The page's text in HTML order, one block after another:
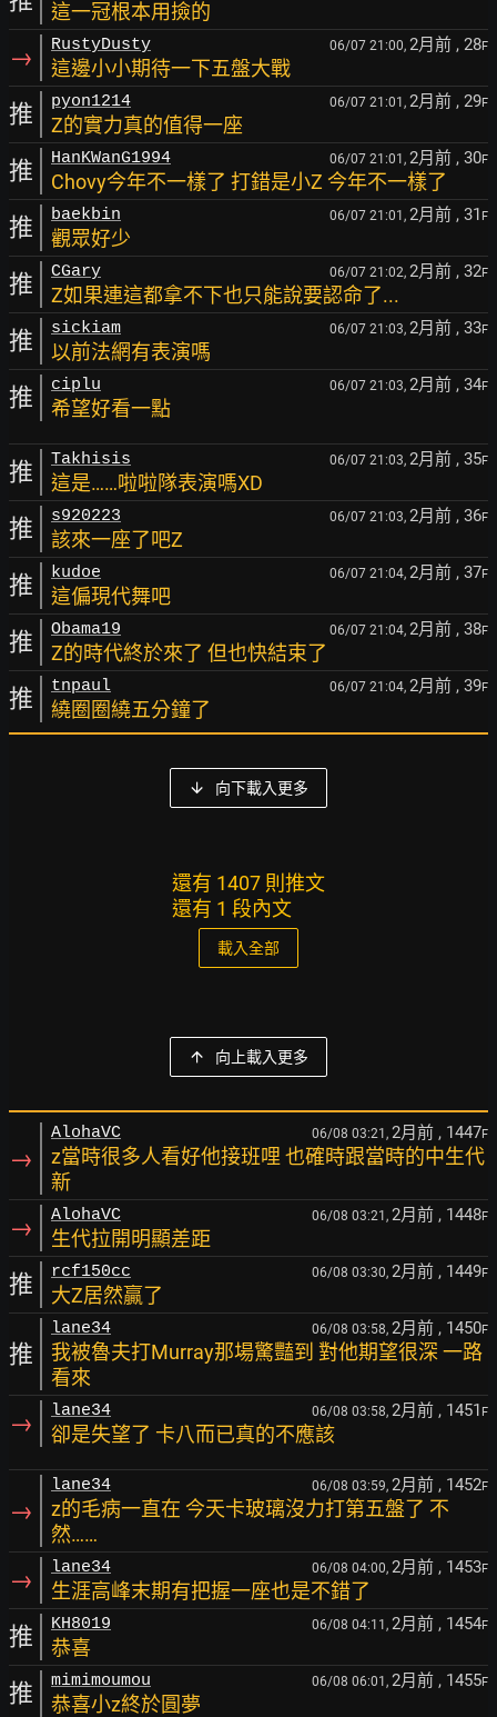
這一冠根本用撿的
→ RustyDusty 06/07 21:00, 2月前 , 28F
這邊小小期待一下五盤大戰
推 pyon1214 06/07 21:01, 2月前 , 29F
Z的實力真的值得一座
推 HanKWanG1994 06/07 21:01, 2月前 , 30F
Chovy今年不一樣了 打錯是小Z 今年不一樣了
推 baekbin 06/07 21:01, 2月前 , 31 F
觀眾好少
推 CGary 06/07 21:02, 2月前 , 32F
Z如果連這都拿不下也只能說要認命了...
推 sickiam 06/07 21:03, 2月前 , 33F
以前法網有表演嗎
推 ciplu 06/07 21:03, 2月前 , 34F
希望好看一點
推 Takhisis 06/07 21:03, 2月前 , 35F
這是……啦啦隊表演嗎XD
推 s920223 06/07 21:03, 2月前 , 36F
該來一座了吧Z
推 kudoe 06/07 21:04, 2月前 , 37F
這偏現代舞吧
推 Obama19 06/07 21:04, 2月前 , 38F
Z的時代終於來了 但也快結束了
推 tnpaul 06/07 21:04, 2月前 , 39F
繞圈圈繞五分鐘了
向下載入更多
還有 1407 則推文
還有 1 段內文
載入全部
向上載入更多
→
AlohaVC 06/08 03:21, 2月前 , 1447F
z當時很多人看好他接班哩 也確時跟當時的中生代
新
→ AlohaVC 06/08 03:21, 2月前 , 1448F
生代拉開明顯差距
推 rcf150cc 06/08 03:30, 2月前 , 1449F
大Z居然贏了
推
lane34 06/08 03:58, 2月前 , 1450F
我被魯夫打Murray那場驚豔到 對他期望很深 一路
看來
→ lane34 06/08 03:58, 2月前 , 1451 F
卻是失望了 卡八而已真的不應該
→
lane34 06/08 03:59, 2月前 , 1452F
z的毛病一直在 今天卡玻璃沒力打第五盤了 不
然……
→ lane34 06/08 04:00, 2月前 , 1453F
生涯高峰末期有把握一座也是不錯了
推 KH8019 06/08 04:11, 2月前 , 1454F
恭喜
推 mimimoumou 06/08 06:01, 2月前 , 1455F
恭喜小z終於圓夢